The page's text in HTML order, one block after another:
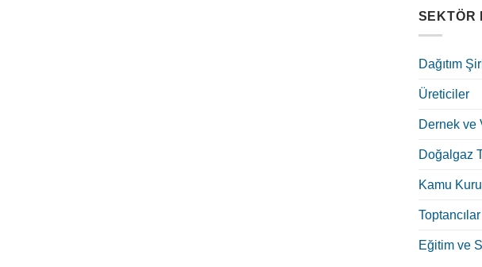
SEKTÖR
Dağıtım
Üreticiler
Dernek ve
Doğalgaz
Kamu
Toptancılar
Eğitim ve